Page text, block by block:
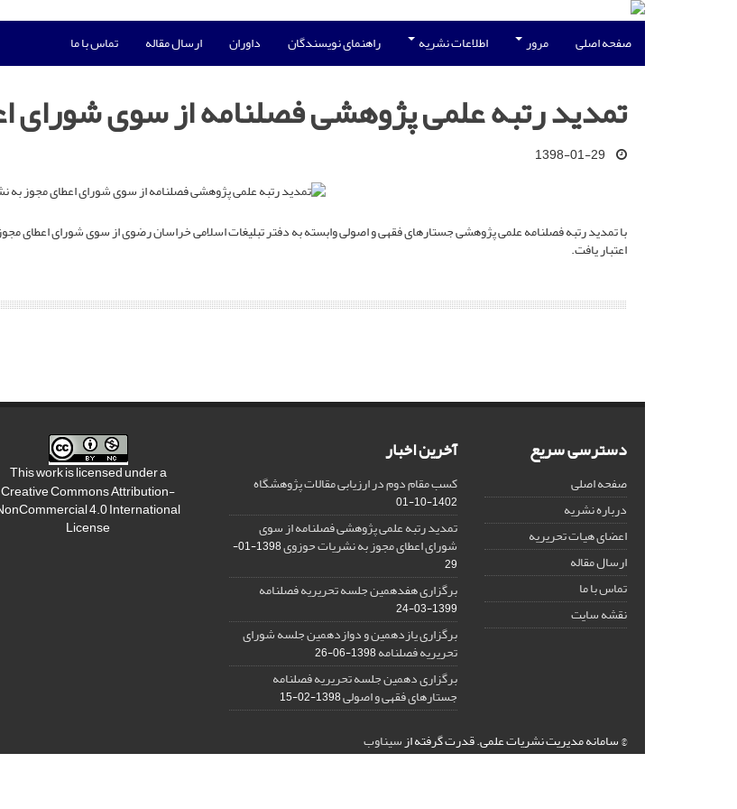
صفحه اصلی مرور اطلاعات نشریه راهنمای نویسندگان داوران ارسال مقاله تماس با ما
تمدید رتبه علمی پژوهشی فصلنامه از سوی شورای
1398-01-29
اعتبار یافت.
دسترسی سریع
صفحه اصلی
درباره نشریه
اعضای هیات تحریریه
ارسال مقاله
تماس با ما
نقشه سایت
آخرین اخبار
کسب مقام دوم در ارزیابی مقالات پژوهشگاه
1402-10-01
تمدید رتبه علمی پژوهشی فصلنامه از سوی
شورای اعطای مجوز به نشریات حوزوی
1398-01-
29
برگزاری هفدهمین جلسه تحریریه فصلنامه
1399-03-24
برگزاری یازدهمین و دوازدهمین جلسه شورای
تحریریه فصلنامه1398-06-26
برگزاری دهمین جلسه تحریریه فصلنامه
جستارهای فقهی و اصولی1398-02-15
This work is licensed under a
Creative Commons Attribution-
4.0 International
License
© سامانه مدیریت نشریات علمی.قدرت گرفته ازسیناوب